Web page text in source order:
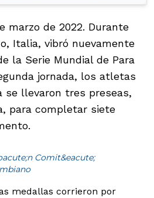
marzo de 2022. Durante
Italia, vibró nuevamente
la Serie Mundial de Para
jornada, los atletas
se llevaron tres preseas,
para completar siete
Comit&eacute;
medallas corrieron por